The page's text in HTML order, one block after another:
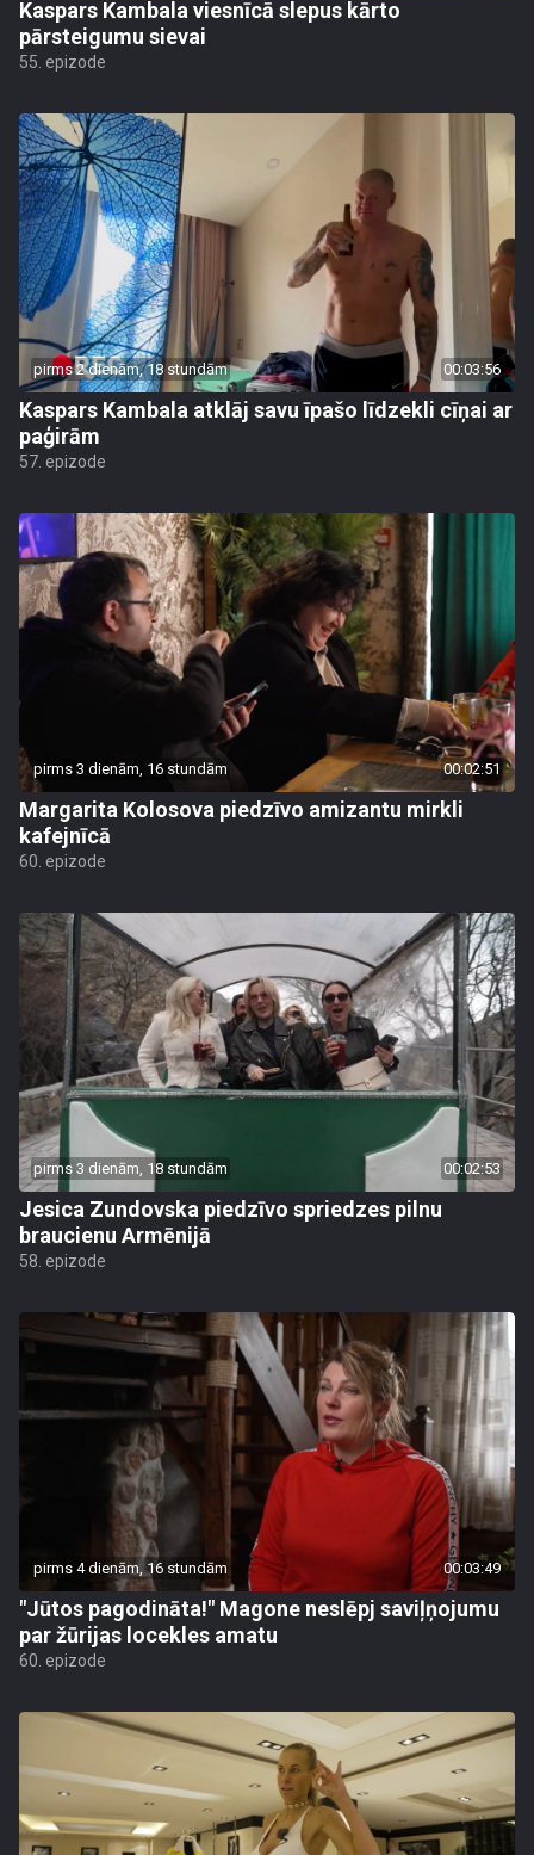
Kaspars Kambala viesnīcā slepus kārto
pārsteigumu sievai
55. epizode
pirms 2 dienām, 18 stundām 00:03:56
Kaspars Kambala atklāj savu īpašo līdzekli cīņai ar
paģirām
57. epizode
pirms 3 dienām, 16 stundām 00:02:51
Margarita Kolosova piedzīvo amizantu mirkli
kafejnīcā
60. epizode
pirms 3 dienām, 18 stundām 00:02:53
Jesica Zundovska piedzīvo spriedzes pilnu
braucienu Armēnijā
58. epizode
pirms 4 dienām, 16 stundām 00:03:49
"Jūtos pagodināta!" Magone neslēpj saviļņojumu
par žūrijas locekles amatu
60. epizode